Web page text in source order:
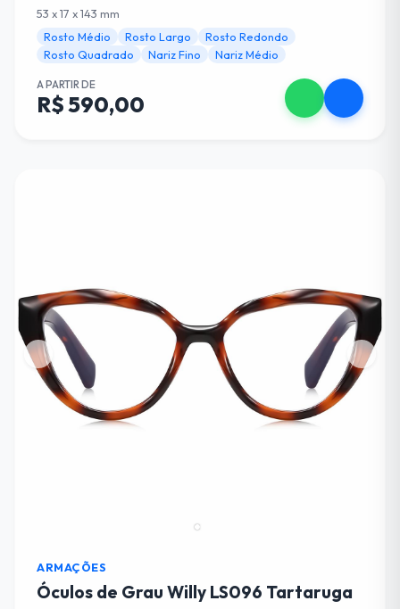
53 x 17 x 143 mm
Rosto Médio
Rosto Largo
Rosto Redondo
Rosto Quadrado
Nariz Fino Nariz Médio
A PARTIR DE
R$ 590,00
ARMAÇÕES
Óculos de Grau Willy LS096 Tartaruga